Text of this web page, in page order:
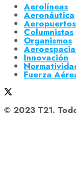
Aerolíneas
Aeronáutica
Aeropuertos
Columnistas
Organismos
Innovación
Fuerza
© 2023 T21.